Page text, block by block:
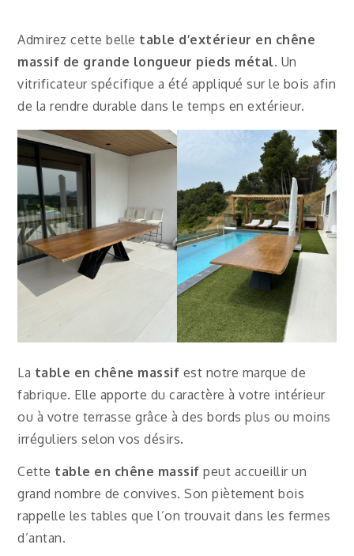
Admirez cette belle table d’extérieur en chêne
massif de grande longueur pieds métal. Un
vitrificateur spécifique a été appliqué sur le bois afin
de la rendre durable dans le temps en extérieur.
La table en chêne massif est notre marque de
fabrique. Elle apporte du caractère à votre intérieur
ou à votre terrasse grâce à des bords plus ou moins
irréguliers selon vos désirs.
Cette table en chêne massifpeut accueillir un
grand nombre de convives. Son piètement bois
rappelle les tables que l’on trouvait dans les fermes
d’antan.